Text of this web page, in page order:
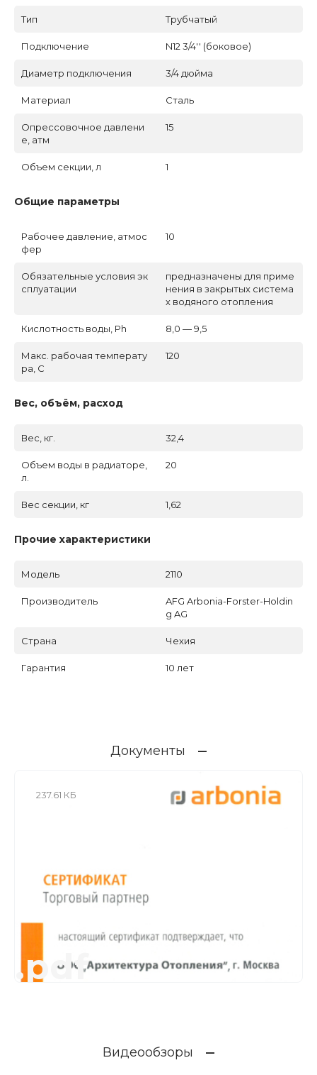
Тип Трубчатый
Подключение N12 3/4'' (боковое)
Диаметр подключения 3/4 дюйма
Материал Сталь
Опрессовочное давлени
е, атм
15
Объем секции, л 1
Общие параметры
Рабочее давление, атмос
фер
10
Обязательные условия эк
сплуатации
предназначены для приме
нения в закрытых система
х водяного отопления
Кислотность воды, Ph 8,0 — 9,5
Макс. рабочая температу
ра, C
120
Вес, объём, расход
Вес, кг. 32,4
Объем воды в радиаторе,
л.
20
Вес секции, кг 1,62
Прочие характеристики
Модель 2110
Производитель
AFG Arbonia-Forster-Holdin
g AG
Страна Чехия
Гарантия 10 лет
Документы
237.61 КБ
.pdf
Видеообзоры